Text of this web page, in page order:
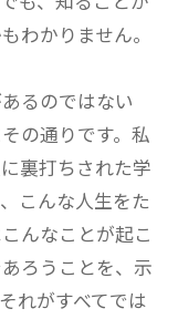
わかりません。
るのではない
の通りです。私
裏打ちされた学
こんな人生をた
んなことが起こ
ろうことを、示
れがすべてでは